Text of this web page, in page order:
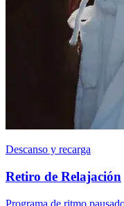
Descanso y recarga
Retiro de Relajación
Programa de ritmo